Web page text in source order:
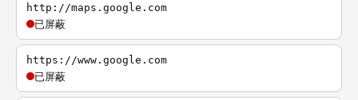
http://maps.google.com
已屏蔽
https://www.google.com
已屏蔽